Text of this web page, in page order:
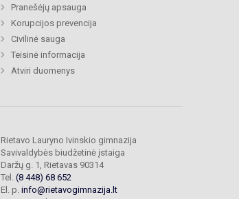
Pranešėjų apsauga
Korupcijos prevencija
Civilinė sauga
Teisinė informacija
Atviri duomenys
Rietavo Lauryno Ivinskio gimnazija
Savivaldybės biudžetinė įstaiga
Daržų g. 1, Rietavas 90314
Tel. (8 448) 68 652
El. p. info@rietavogimnazija.lt